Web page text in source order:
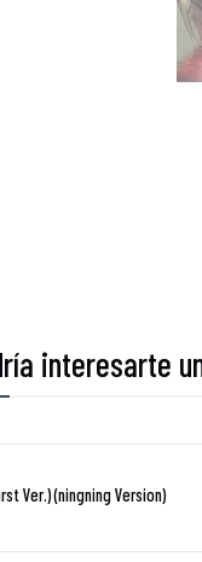
interesarte
Ver.) (ningning Version)